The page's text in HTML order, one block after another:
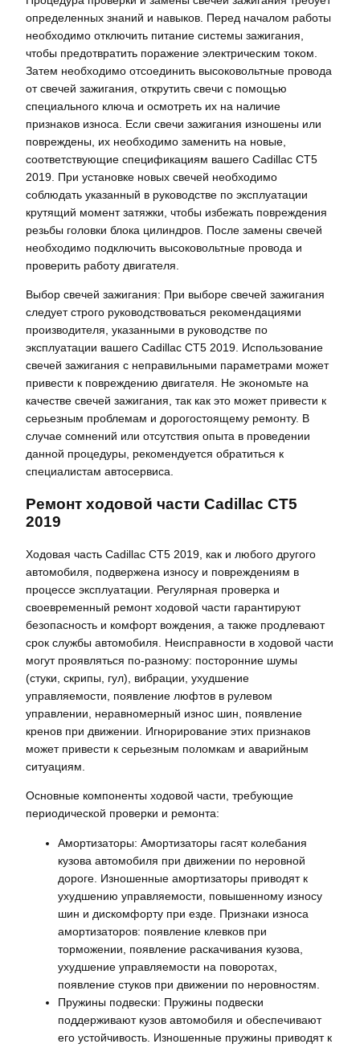
определенных знаний и навыков. Перед началом работы
необходимо отключить питание системы зажигания,
чтобы предотвратить поражение электрическим током.
Затем необходимо отсоединить высоковольтные провода
от свечей зажигания, открутить свечи с помощью
специального ключа и осмотреть их на наличие
признаков износа. Если свечи зажигания изношены или
повреждены, их необходимо заменить на новые,
соответствующие спецификациям вашего Cadillac CT5
2019. При установке новых свечей необходимо
соблюдать указанный в руководстве по эксплуатации
крутящий момент затяжки, чтобы избежать повреждения
резьбы головки блока цилиндров. После замены свечей
необходимо подключить высоковольтные провода и
проверить работу двигателя.
Выбор свечей зажигания: При выборе свечей зажигания
следует строго руководствоваться рекомендациями
производителя, указанными в руководстве по
эксплуатации вашего Cadillac CT5 2019. Использование
свечей зажигания с неправильными параметрами может
привести к повреждению двигателя. Не экономьте на
качестве свечей зажигания, так как это может привести к
серьезным проблемам и дорогостоящему ремонту. В
случае сомнений или отсутствия опыта в проведении
данной процедуры, рекомендуется обратиться к
специалистам автосервиса.
Ремонт ходовой части Cadillac CT5
2019
Ходовая часть Cadillac CT5 2019, как и любого другого
автомобиля, подвержена износу и повреждениям в
процессе эксплуатации. Регулярная проверка и
своевременный ремонт ходовой части гарантируют
безопасность и комфорт вождения, а также продлевают
срок службы автомобиля. Неисправности в ходовой части
могут проявляться по-разному: посторонние шумы
(стуки, скрипы, гул), вибрации, ухудшение
управляемости, появление люфтов в рулевом
управлении, неравномерный износ шин, появление
кренов при движении. Игнорирование этих признаков
может привести к серьезным поломкам и аварийным
ситуациям.
Основные компоненты ходовой части, требующие
периодической проверки и ремонта:
Амортизаторы: Амортизаторы гасят колебания
кузова автомобиля при движении по неровной
дороге. Изношенные амортизаторы приводят к
ухудшению управляемости, повышенному износу
шин и дискомфорту при езде. Признаки износа
амортизаторов: появление клевков при
торможении, появление раскачивания кузова,
ухудшение управляемости на поворотах,
появление стуков при движении по неровностям.
Пружины подвески: Пружины подвески
поддерживают кузов автомобиля и обеспечивают
его устойчивость. Изношенные пружины приводят к